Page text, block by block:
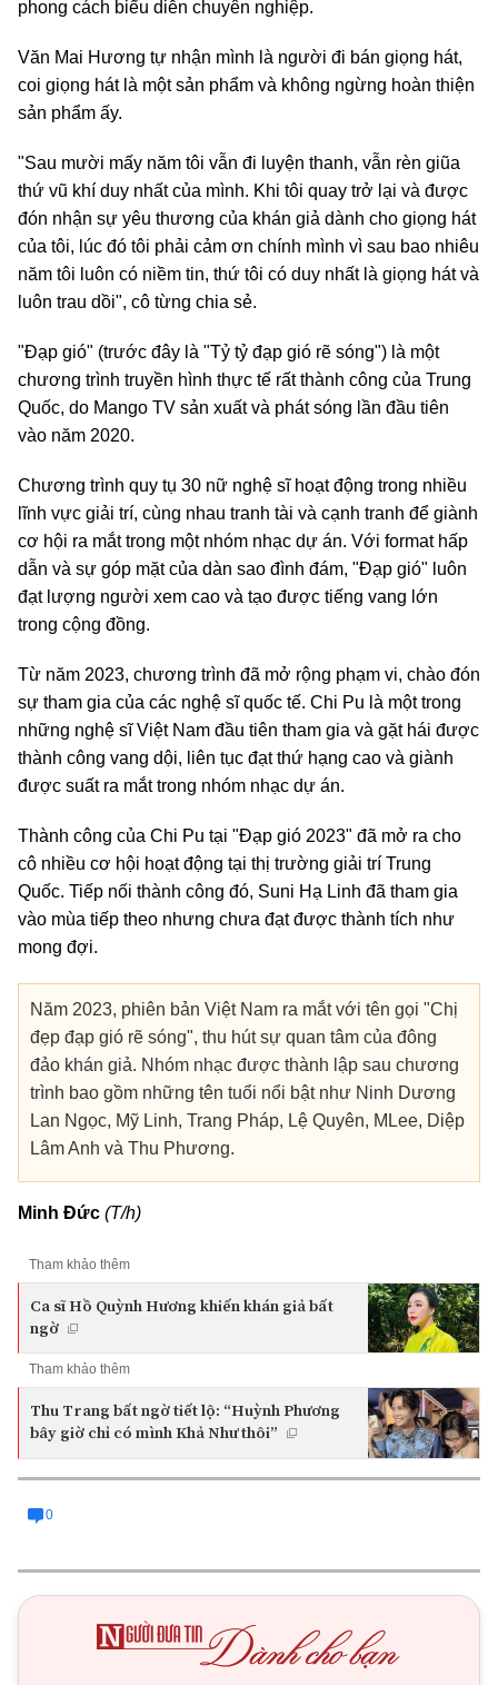
phong cách biểu diễn chuyên nghiệp.
Văn Mai Hương tự nhận mình là người đi bán giọng hát,
coi giọng hát là một sản phẩm và không ngừng hoàn thiện
sản phẩm ấy.
"Sau mười mấy năm tôi vẫn đi luyện thanh, vẫn rèn giũa
thứ vũ khí duy nhất của mình. Khi tôi quay trở lại và được
đón nhận sự yêu thương của khán giả dành cho giọng hát
của tôi, lúc đó tôi phải cảm ơn chính mình vì sau bao nhiêu
năm tôi luôn có niềm tin, thứ tôi có duy nhất là giọng hát và
luôn trau dồi", cô từng chia sẻ.
"Đạp gió" (trước đây là "Tỷ tỷ đạp gió rẽ sóng") là một
chương trình truyền hình thực tế rất thành công của Trung
Quốc, do Mango TV sản xuất và phát sóng lần đầu tiên
vào năm 2020.
Chương trình quy tụ 30 nữ nghệ sĩ hoạt động trong nhiều
lĩnh vực giải trí, cùng nhau tranh tài và cạnh tranh để giành
cơ hội ra mắt trong một nhóm nhạc dự án. Với format hấp
dẫn và sự góp mặt của dàn sao đình đám, "Đạp gió" luôn
đạt lượng người xem cao và tạo được tiếng vang lớn
trong cộng đồng.
Từ năm 2023, chương trình đã mở rộng phạm vi, chào đón
sự tham gia của các nghệ sĩ quốc tế. Chi Pu là một trong
những nghệ sĩ Việt Nam đầu tiên tham gia và gặt hái được
thành công vang dội, liên tục đạt thứ hạng cao và giành
được suất ra mắt trong nhóm nhạc dự án.
Thành công của Chi Pu tại "Đạp gió 2023" đã mở ra cho
cô nhiều cơ hội hoạt động tại thị trường giải trí Trung
Quốc. Tiếp nối thành công đó, Suni Hạ Linh đã tham gia
vào mùa tiếp theo nhưng chưa đạt được thành tích như
mong đợi.
Năm 2023, phiên bản Việt Nam ra mắt với tên gọi "Chị
đẹp đạp gió rẽ sóng", thu hút sự quan tâm của đông
đảo khán giả. Nhóm nhạc được thành lập sau chương
trình bao gồm những tên tuổi nổi bật như Ninh Dương
Lan Ngọc, Mỹ Linh, Trang Pháp, Lệ Quyên, MLee, Diệp
Lâm Anh và Thu Phương.
Minh Đức (T/h)
Tham khảo thêm
Ca sĩ Hồ Quỳnh Hương khiến khán giả bất
ngờ
Tham khảo thêm
Thu Trang bất ngờ tiết lộ: “Huỳnh Phương
bây giờ chỉ có mình Khả Như thôi”
0